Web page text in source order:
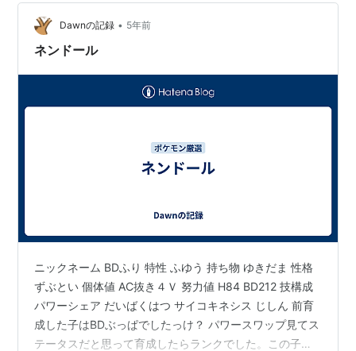
全国図鑑 No.344
ホウエン図鑑
No.170
エスパー
高さ 1.5m
重さ 108.0kg
進化の系譜
ヤジロン -Lv.36-> ネンドール
Dawnの記録 • 5年前
ネンドール
ニックネーム BDふり 特性 ふゆう 持ち物 ゆきだま 性格
ずぶとい 個体値 AC抜き４Ｖ 努力値 H84 BD212 技構成
パワーシェア だいばくはつ サイコキネシス じしん 前育
成した子はBDぶっぱでしたっけ？ パワースワップ見てス
テータスだと思って育成したらランクでした。この子で